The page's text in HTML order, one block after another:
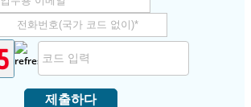
제출하다